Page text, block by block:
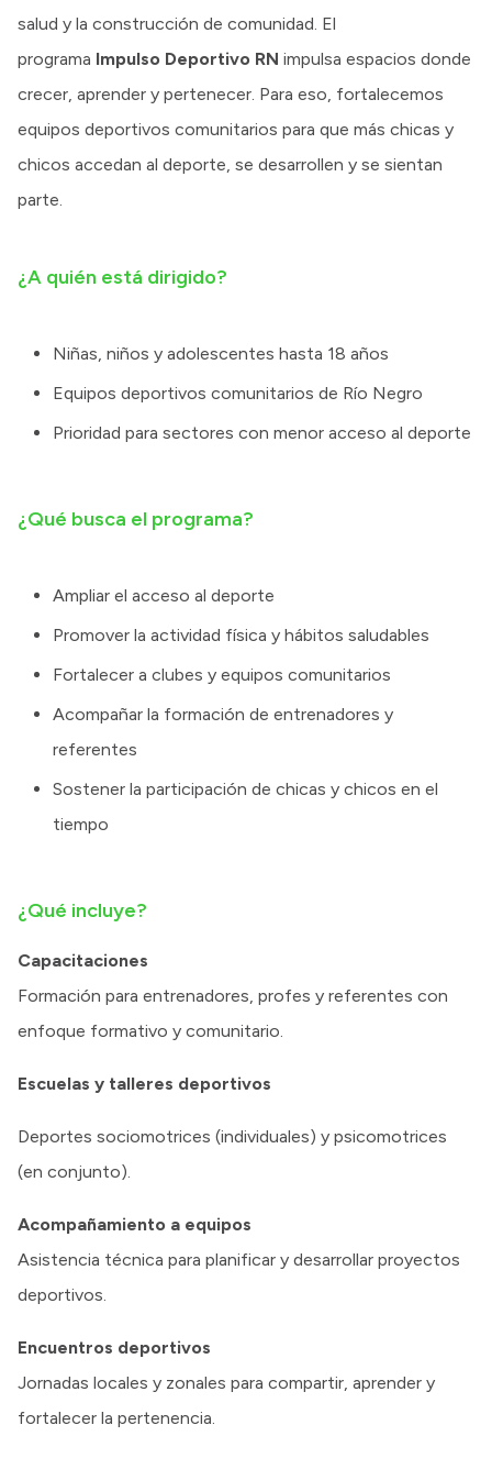
salud y la construcción de comunidad. El
programa Impulso Deportivo RN impulsa espacios donde
crecer, aprender y pertenecer. Para eso, fortalecemos
equipos deportivos comunitarios para que más chicas y
chicos accedan al deporte, se desarrollen y se sientan
parte.
¿A quién está dirigido?
Niñas, niños y adolescentes hasta 18 años
Equipos deportivos comunitarios de Río Negro
Prioridad para sectores con menor acceso al deporte
¿Qué busca el programa?
Ampliar el acceso al deporte
Promover la actividad física y hábitos saludables
Fortalecer a clubes y equipos comunitarios
Acompañar la formación de entrenadores y
referentes
Sostener la participación de chicas y chicos en el
tiempo
¿Qué incluye?
Capacitaciones
Formación para entrenadores, profes y referentes con
enfoque formativo y comunitario.
Escuelas y talleres deportivos
Deportes sociomotrices (individuales) y psicomotrices
(en conjunto).
Acompañamiento a equipos
Asistencia técnica para planificar y desarrollar proyectos
deportivos.
Encuentros deportivos
Jornadas locales y zonales para compartir, aprender y
fortalecer la pertenencia.